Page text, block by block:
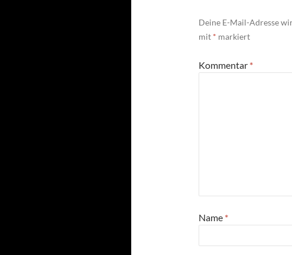
Deine E-Mail-Adresse
mit * markiert
Kommentar *
Name *